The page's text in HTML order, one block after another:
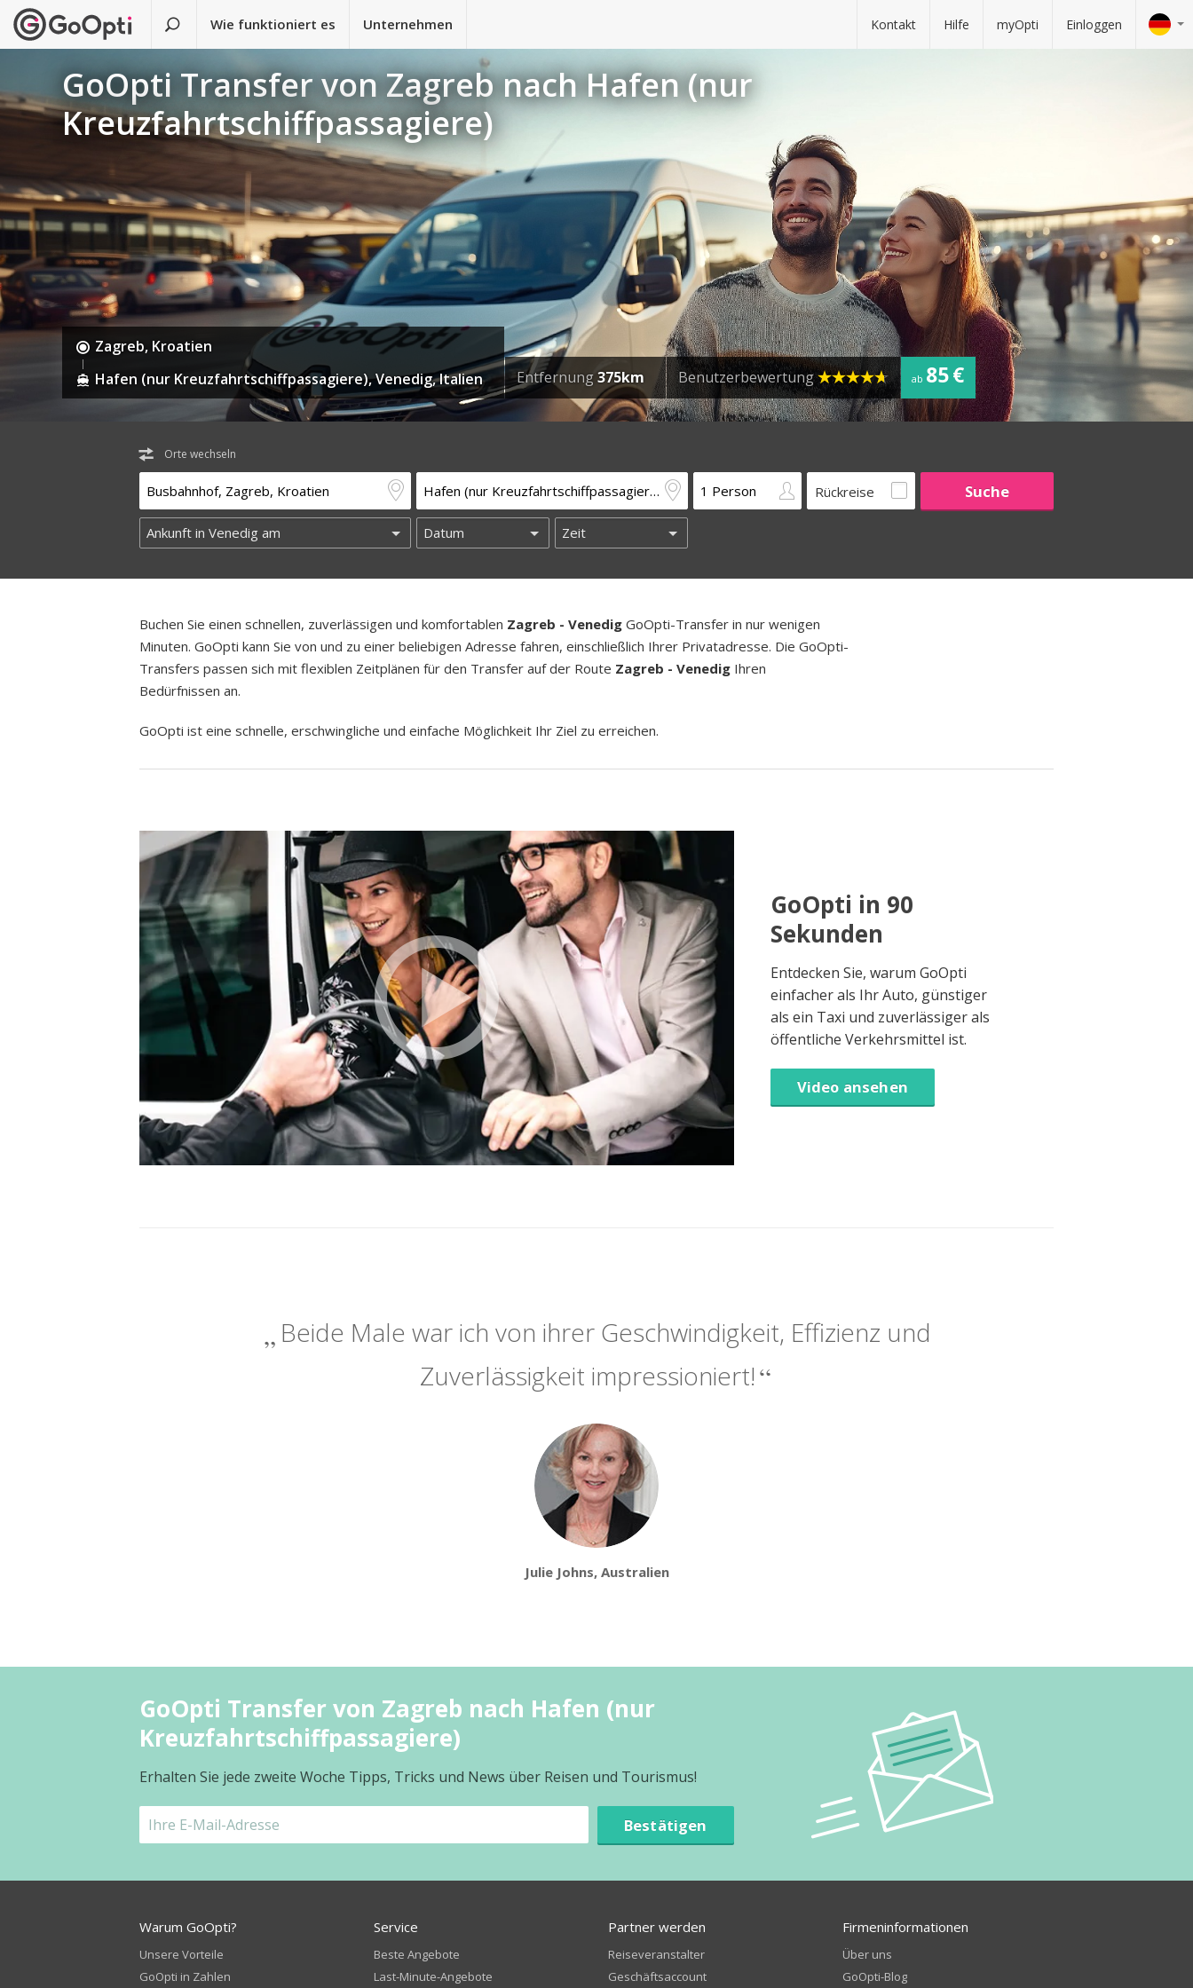
Wie funktioniert es Unternehmen Kontakt Hilfe myOpti Einloggen
GoOpti Transfer von Zagreb nach Hafen (nur
Kreuzfahrtschiffpassagiere)
Zagreb, Kroatien
Hafen (nur Kreuzfahrtschiffpassagiere), Venedig, Italien
Entfernung375km Benutzerbewertung ab 85 €
Orte wechseln
Rückreise
Buchen Sie einen schnellen, zuverlässigen und komfortablen Zagreb - Venedig GoOpti-Transfer in nur wenigen
Minuten. GoOpti kann Sie von und zu einer beliebigen Adresse fahren, einschließlich Ihrer Privatadresse. Die GoOpti-
Transfers passen sich mit flexiblen Zeitplänen für den Transfer auf der Route Zagreb - Venedig Ihren
Bedürfnissen an.
GoOpti ist eine schnelle, erschwingliche und einfache Möglichkeit Ihr Ziel zu erreichen.
GoOpti in 90
Sekunden
Entdecken Sie, warum GoOpti
einfacher als Ihr Auto, günstiger
als ein Taxi und zuverlässiger als
öffentliche Verkehrsmittel ist.
Video ansehen
Beide Male war ich von ihrer Geschwindigkeit, Effizienz und
Zuverlässigkeit impressioniert!
Julie Johns, Australien
GoOpti Transfer von Zagreb nach Hafen (nur
Kreuzfahrtschiffpassagiere)
Erhalten Sie jede zweite Woche Tipps, Tricks und News über Reisen und Tourismus!
Bestätigen
Warum GoOpti?
Unsere Vorteile
GoOpti in Zahlen
Service
Beste Angebote
Last-Minute-Angebote
Partner werden
Reiseveranstalter
Geschäftsaccount
Firmeninformationen
Über uns
GoOpti-Blog